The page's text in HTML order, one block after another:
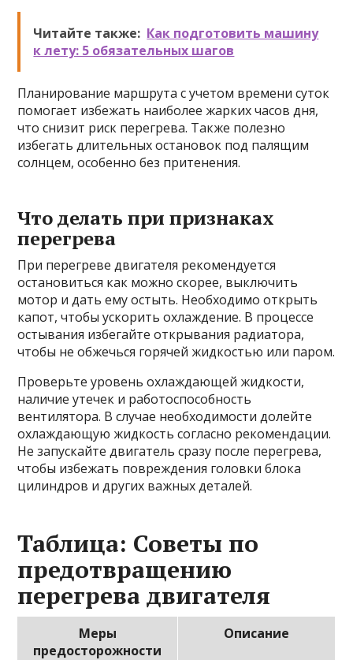
Читайте также: Как подготовить машину
к лету: 5 обязательных шагов
Планирование маршрута с учетом времени суток
помогает избежать наиболее жарких часов дня,
что снизит риск перегрева. Также полезно
избегать длительных остановок под палящим
солнцем, особенно без притенения.
Что делать при признаках
перегрева
При перегреве двигателя рекомендуется
остановиться как можно скорее, выключить
мотор и дать ему остыть. Необходимо открыть
капот, чтобы ускорить охлаждение. В процессе
остывания избегайте открывания радиатора,
чтобы не обжечься горячей жидкостью или паром.
Проверьте уровень охлаждающей жидкости,
наличие утечек и работоспособность
вентилятора. В случае необходимости долейте
охлаждающую жидкость согласно рекомендации.
Не запускайте двигатель сразу после перегрева,
чтобы избежать повреждения головки блока
цилиндров и других важных деталей.
Таблица: Советы по
предотвращению
перегрева двигателя
Меры
предосторожности
Описание